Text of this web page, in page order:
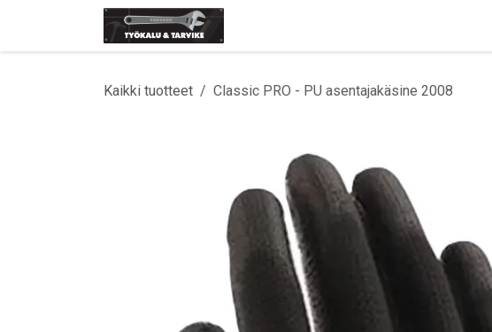
Kaikki tuotteet Classic PRO - PU asentajakäsine 2008